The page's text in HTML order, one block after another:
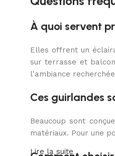
À quoi servent
Elles offrent un
sur terrasse et
l'ambiance
Ces guirlandes
Beaucoup sont
matériaux. Pour une
Lire la suite